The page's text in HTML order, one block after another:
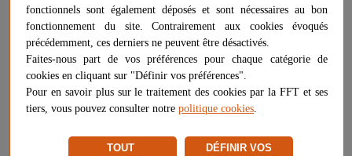
Couleur
vert
gris
206,90 € - +
fonctionnels sont également déposés et sont nécessaires au bon
fonctionnement du site. Contrairement aux cookies évoqués
précédemment, ces derniers ne peuvent être désactivés.
Faites-nous part de vos préférences pour chaque catégorie de
cookies en cliquant sur "Définir vos préférences".
Pour en savoir plus sur le traitement des cookies par la FFT et ses
tiers, vous pouvez consulter notre politique cookies.
TOUT
DÉFINIR VOS